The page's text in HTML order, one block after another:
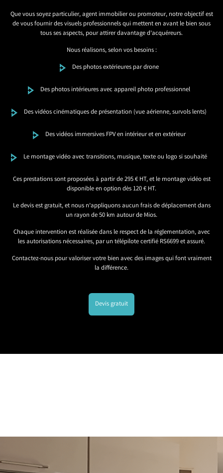
Que vous soyez particulier, agent immobilier ou promoteur, notre objectif est
de vous fournir des visuels professionnels qui mettent en avant le bien sous
tous ses aspects, pour attirer davantage d’acquéreurs.
Nous réalisons, selon vos besoins :
Des photos extérieures par drone
Des photos intérieures avec appareil photo professionnel
Des vidéos cinématiques de présentation (vue aérienne, survols lents)
Des vidéos immersives FPV en intérieur et en extérieur
Le montage vidéo avec transitions, musique, texte ou logo si souhaité
Ces prestations sont proposées à partir de 295 € HT, et le montage vidéo est
disponible en option dès 120 € HT.
Le devis est gratuit, et nous n’appliquons aucun frais de déplacement dans
un rayon de 50 km autour de Mios.
Chaque intervention est réalisée dans le respect de la réglementation, avec
les autorisations nécessaires, par un télépilote certifié RS6699 et assuré.
Contactez-nous pour valoriser votre bien avec des images qui font vraiment
la différence.
Devis gratuit